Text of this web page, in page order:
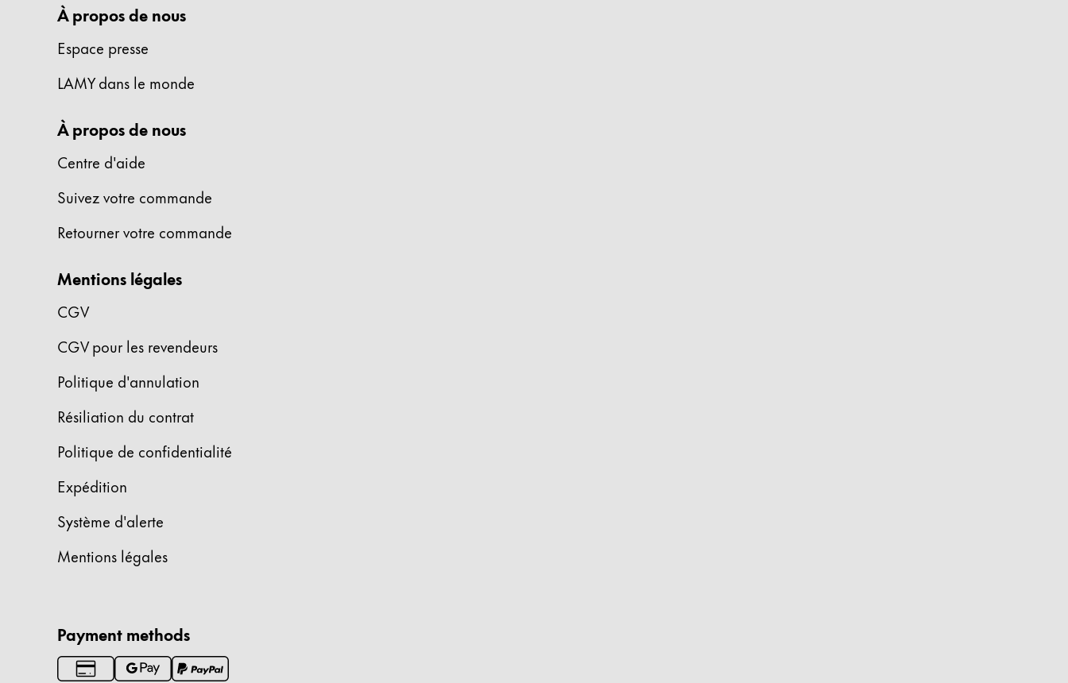
Aquarelle
Crayons de couleur
Accessoires
Black Magic Edition
Accessoires et pièces de rechange
Encres / effaceurs d'encre
Pièces de rechange
Taille de plume
Carnets
Cadeaux
Holiday Special
Coffrets cadeaux
LAMY pico Lx
Gravure
Inspiration
LAMY Community
LAMY Stories
LAMY dialog urushi
À propos de nous
Espace presse
LAMY dans le monde
À propos de nous
Centre d'aide
Suivez votre commande
Retourner votre commande
Mentions légales
CGV
CGV pour les revendeurs
Politique d'annulation
Résiliation du contrat
Politique de confidentialité
Expédition
Système d'alerte
Mentions légales
Payment methods